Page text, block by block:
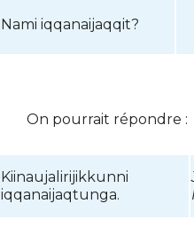
Nami iqqanaijaqqit?
On pourrait répondre :
Kiinaujalirijikkunni
iqqanaijaqtunga.